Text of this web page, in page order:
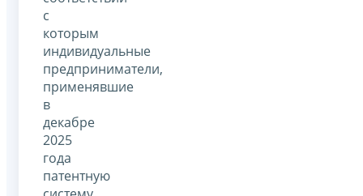
с
которым
индивидуальные
предприниматели,
применявшие
в
декабре
2025
года
патентную